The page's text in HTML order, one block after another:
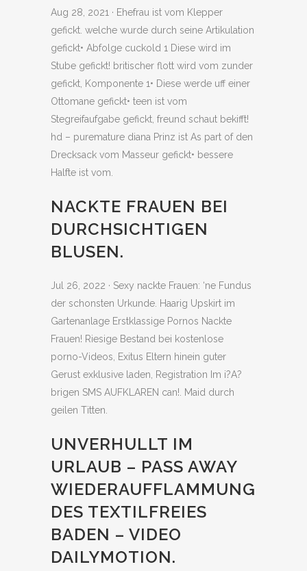
Aug 28, 2021 · Ehefrau ist vom Klepper
gefickt. welche wurde durch seine Artikulation
gefickt• Abfolge cuckold 1 Diese wird im
Stube gefickt! britischer flott wird vom zunder
gefickt, Komponente 1• Diese werde uff einer
Ottomane gefickt• teen ist vom
Stegreifaufgabe gefickt, freund schaut bekifft!
hd – puremature diana Prinz ist As part of den
Drecksack vom Masseur gefickt• bessere
Halfte ist vom.
NACKTE FRAUEN BEI
DURCHSICHTIGEN
BLUSEN.
Jul 26, 2022 · Sexy nackte Frauen: ‘ne Fundus
der schonsten Urkunde. Haarig Upskirt im
Gartenanlage Erstklassige Pornos Nackte
Frauen! Riesige Bestand bei kostenlose
porno-Videos, Exitus Eltern hinein guter
Gerust exklusive laden, Registration Im i?A?
brigen SMS AUFKLAREN can!. Maid durch
geilen Titten.
UNVERHULLT IM
URLAUB – PASS AWAY
WIEDERAUFFLAMMUNG
DES TEXTILFREIES
BADEN – VIDEO
DAILYMOTION.